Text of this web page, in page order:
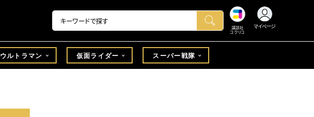
講談社
コクリコ
マイページ
ウルトラマン 仮面ライダー スーパー戦隊